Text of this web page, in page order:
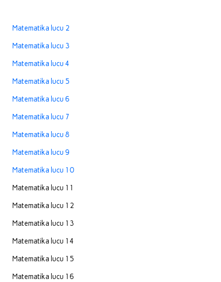
Matematika lucu 2
Matematika lucu 3
Matematika lucu 4
Matematika lucu 5
Matematika lucu 6
Matematika lucu 7
Matematika lucu 8
Matematika lucu 9
Matematika lucu 10
Matematika lucu 11
Matematika lucu 12
Matematika lucu 13
Matematika lucu 14
Matematika lucu 15
Matematika lucu 16